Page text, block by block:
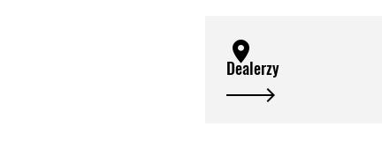
Dealerzy